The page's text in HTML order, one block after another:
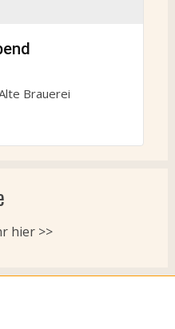
Brauerei
hier >>